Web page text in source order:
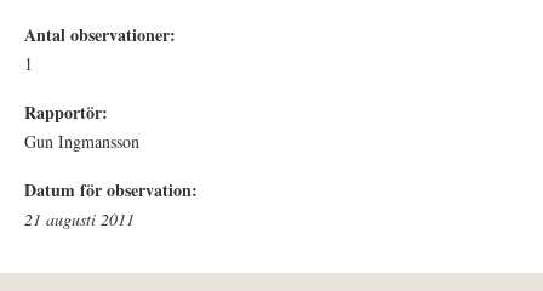
Antal observationer:
1
Rapportör:
Gun Ingmansson
Datum för observation:
21 augusti 2011